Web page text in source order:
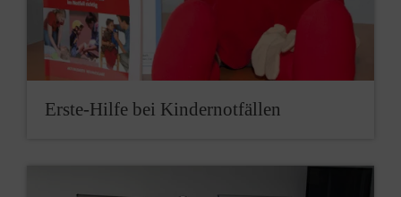
Erste-Hilfe bei Kindernotfällen